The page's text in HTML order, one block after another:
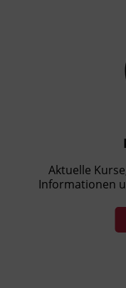
Aktuelle
Informationen